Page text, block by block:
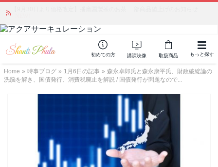
初めての方 講演映像 取扱商品 もっと探す
Home » 時事ブログ » 1月6日の記事 » 森永卓郎氏と森永康平氏、財政破綻論の
洗脳を解き、国債発行、消費税廃止を解説 / 国債発行が問題なので...